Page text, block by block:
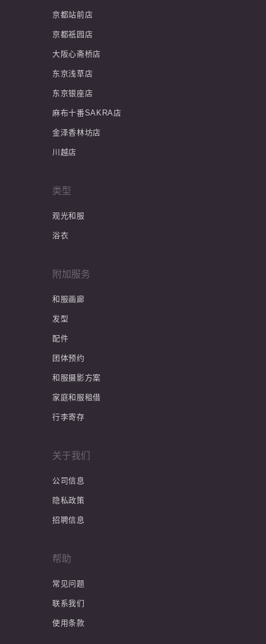
京都站前店
京都祇园店
大阪心斋桥店
东京浅草店
东京银座店
麻布十番SAKRA店
金泽香林坊店
川越店
类型
观光和服
浴衣
附加服务
和服画廊
发型
配件
团体预约
和服摄影方案
家庭和服租借
行李寄存
关于我们
公司信息
隐私政策
招聘信息
帮助
常见问题
联系我们
使用条款